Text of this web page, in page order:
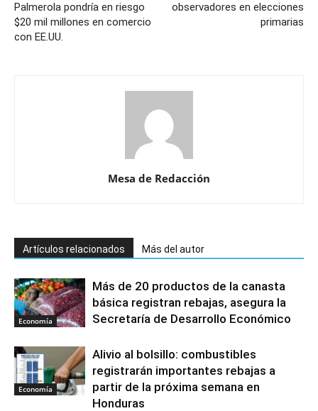
Palmerola pondría en riesgo
$20 mil millones en comercio
con EE.UU.
observadores en elecciones
primarias
Mesa de Redacción
Artículos relacionados Más del autor
Economía
Más de 20 productos de la canasta
básica registran rebajas, asegura la
Secretaría de Desarrollo Económico
Economía
Alivio al bolsillo: combustibles
registrarán importantes rebajas a
partir de la próxima semana en
Honduras